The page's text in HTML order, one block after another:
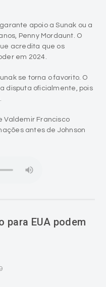
apoio a Sunak ou a
Penny Mordaunt. O
acredita que os
em 2024.
se torna o favorito. O
disputa oficialmente, pois
Valdemir Francisco
antes de Johnson
para EUA podem